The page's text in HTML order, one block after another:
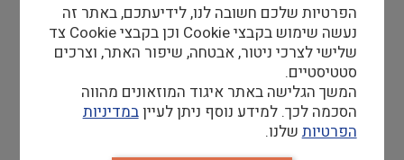
דרישות סף
מה דרישות הסף לכניסה לתפקיד?
השכלה בתחומי סוציולוגיה/ אנתרופולוגיה/ חינוך/
עבודה סוציאלית/ הנחיית קבוצות או תחום רלוונטי
הפרטיות שלכם חשובה לנו, לידיעתכם, באתר זה
נעשה שימוש בקבצי Cookie וכן בקבצי Cookie צד
שלישי לצרכי ניטור, אבטחה, שיפור האתר, וצרכים
סטטיסטיים.
המשך הגלישה באתר איגוד המוזאונים מהווה
הסכמה לכך. למידע נוסף ניתן לעייןבמדיניות
הפרטיות שלנו.